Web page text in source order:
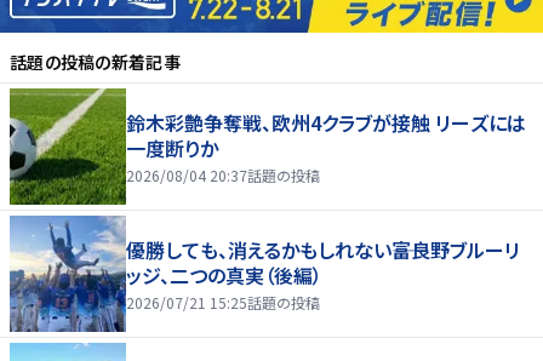
話題の投稿の新着記事
鈴木彩艶争奪戦、欧州4クラブが接触 リーズには
一度断りか
2026/08/04 20:37話題の投稿
優勝しても、消えるかもしれない――富良野ブルーリ
ッジ、二つの真実（後編）
2026/07/21 15:25話題の投稿